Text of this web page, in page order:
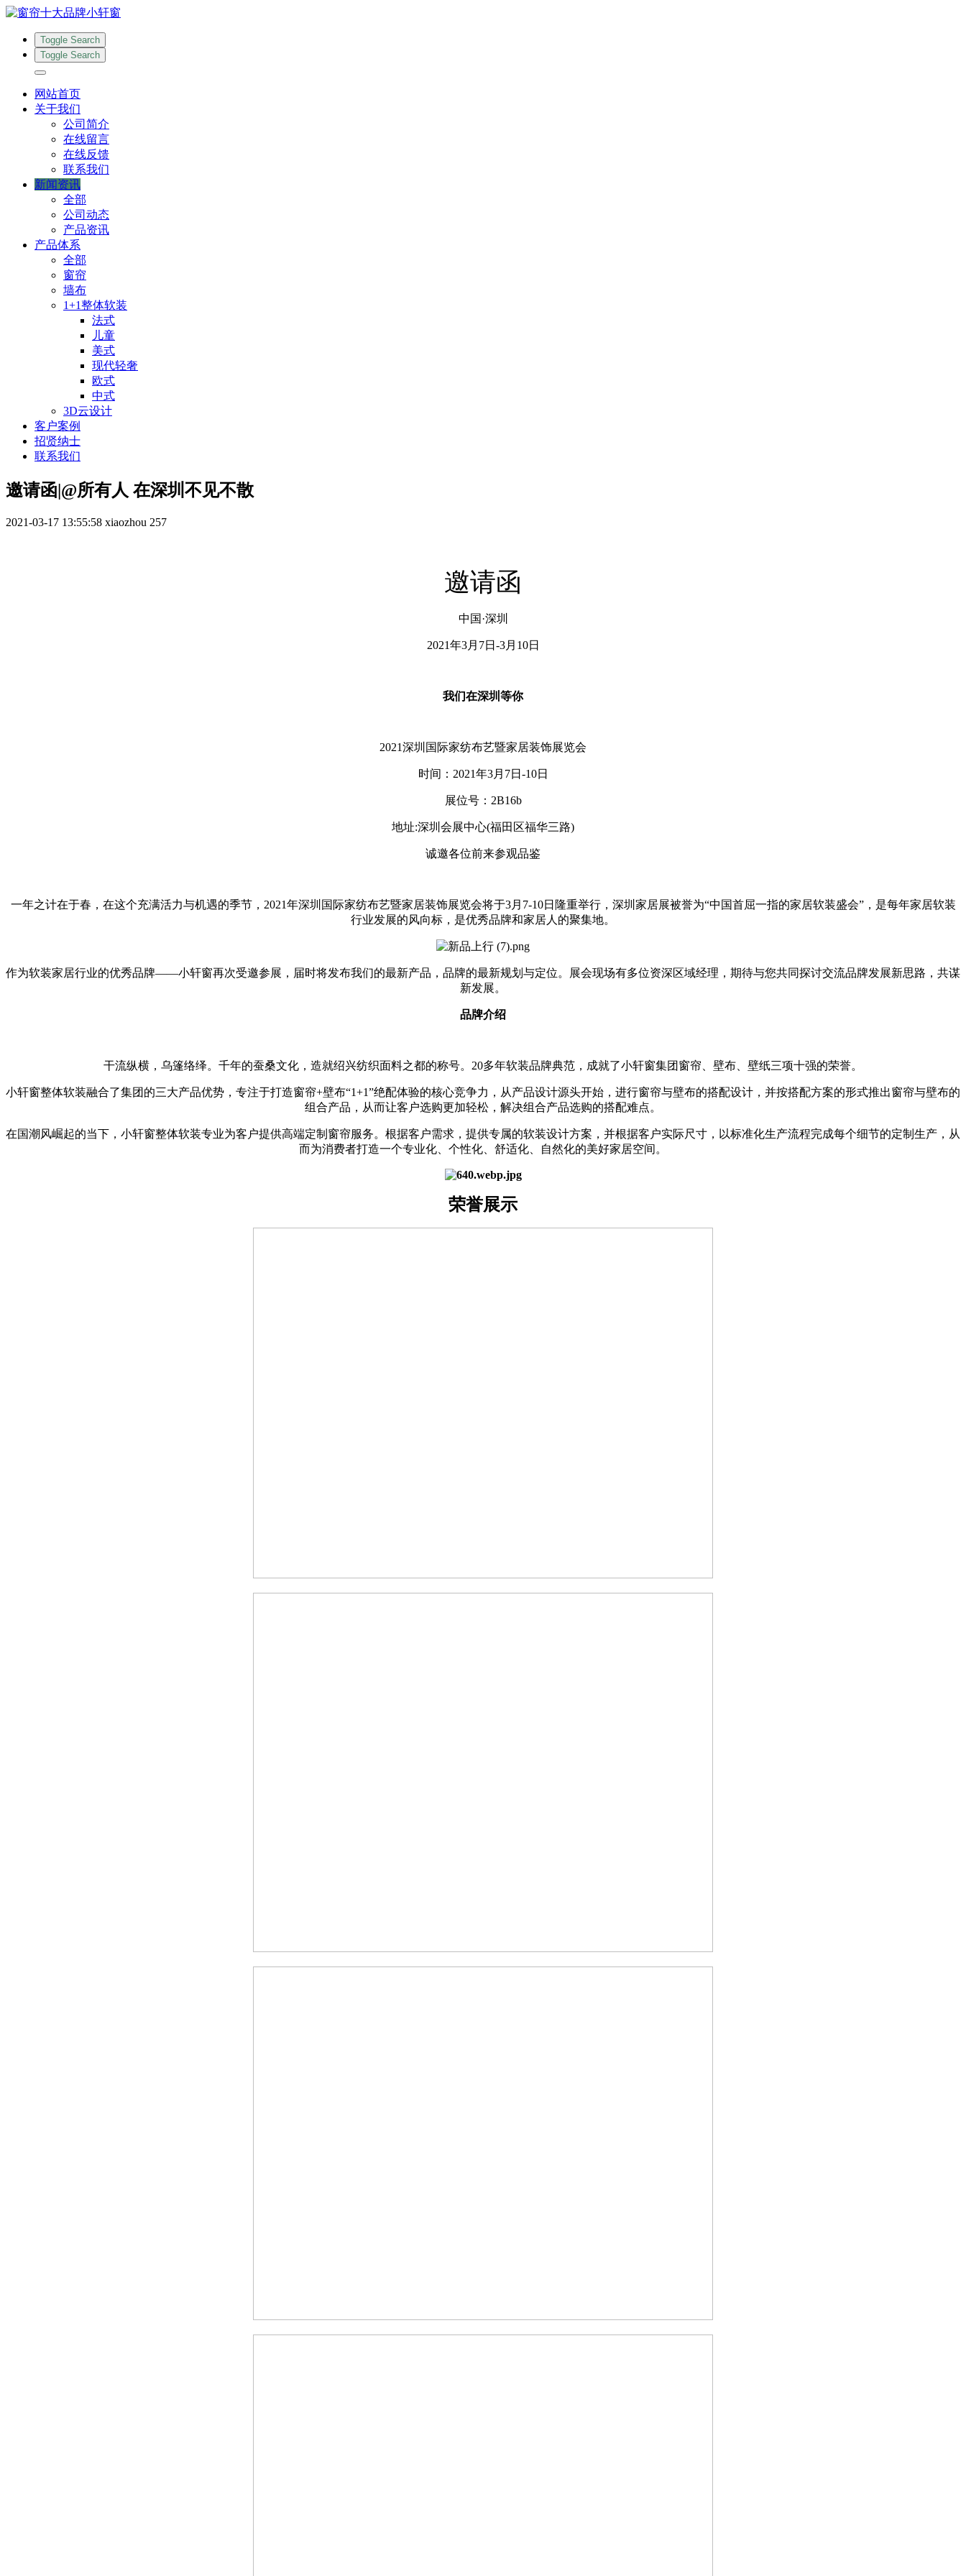
Toggle Search
Toggle Search
网站首页
关于我们
公司简介
在线留言
在线反馈
联系我们
新闻资讯
全部
公司动态
产品资讯
产品体系
全部
窗帘
墙布
1+1整体软装
法式
儿童
美式
现代轻奢
欧式
中式
3D云设计
客户案例
招贤纳士
联系我们
邀请函|@所有人 在深圳不见不散
2021-03-17 13:55:58 xiaozhou 257
邀请函
中国·深圳
2021年3月7日-3月10日
我们在深圳等你
2021深圳国际家纺布艺暨家居装饰展览会
时间：2021年3月7日-10日
展位号：2B16b
地址:深圳会展中心(福田区福华三路)
诚邀各位前来参观品鉴
一年之计在于春，在这个充满活力与机遇的季节，2021年深圳国际家纺布艺暨家居装饰展览会将于3月7-10日隆重举行，深圳家居展被誉为“中国首屈一指的家居软装盛会”，是每年家居软装
行业发展的风向标，是优秀品牌和家居人的聚集地。
作为软装家居行业的优秀品牌——小轩窗再次受邀参展，届时将发布我们的最新产品，品牌的最新规划与定位。展会现场有多位资深区域经理，期待与您共同探讨交流品牌发展新思路，共谋
新发展。
品牌介绍
干流纵横，乌篷络绎。千年的蚕桑文化，造就绍兴纺织面料之都的称号。20多年软装品牌典范，成就了小轩窗集团窗帘、壁布、壁纸三项十强的荣誉。
小轩窗整体软装融合了集团的三大产品优势，专注于打造窗帘+壁布“1+1”绝配体验的核心竞争力，从产品设计源头开始，进行窗帘与壁布的搭配设计，并按搭配方案的形式推出窗帘与壁布的
组合产品，从而让客户选购更加轻松，解决组合产品选购的搭配难点。
在国潮风崛起的当下，小轩窗整体软装专业为客户提供高端定制窗帘服务。根据客户需求，提供专属的软装设计方案，并根据客户实际尺寸，以标准化生产流程完成每个细节的定制生产，从
而为消费者打造一个专业化、个性化、舒适化、自然化的美好家居空间。
荣誉展示